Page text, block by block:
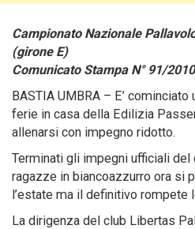
Campionato Nazionale
(girone E)
Comunicato Stampa N° 91/
BASTIA UMBRA – E’
ferie in casa della Edilizia
allenarsi con impegno ridotto.
Terminati gli impegni ufficiali
ragazze in biancoazzurro ora si
l’estate ma il definitivo rompete
La dirigenza del club Libertas